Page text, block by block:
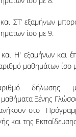
ΣΕΜΙΝΑΡΙΑ
ΕΡΓΑ
ΠΡΟΟΠΤΙΚΕΣ
ΑΠΟΦΟΙΤΩΝ
και ΣΤ’ εξαμήνων
ίσο με 9.
και Η' εξαμήνων και
μαθημάτων ίσο
δήλωσης
Ξένης
στο
και της